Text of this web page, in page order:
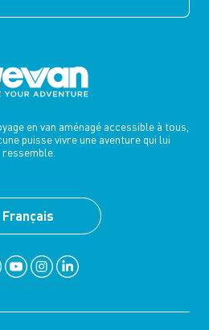
en van aménagé accessible à tous,
puisse vivre une aventure qui lui
ressemble.
Français